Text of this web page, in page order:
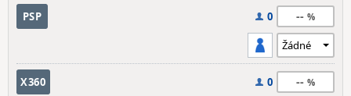
PSP 0 --
X360 0 --